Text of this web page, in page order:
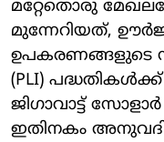
മറ്റേതൊരു
മുന്നേറിയത്,
ഉപകരണങ്ങളുടെ
(PLI)
ജിഗാവാട്ട്
ഇതിനകം